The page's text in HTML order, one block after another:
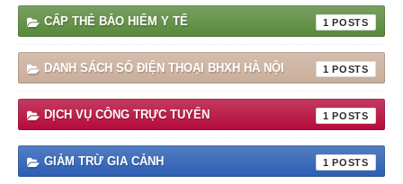
CẤP THẺ BẢO HIỂM Y TẾ 1
DANH SÁCH SỐ ĐIỆN THOẠI BHXH HÀ NỘI 1
DỊCH VỤ CÔNG TRỰC TUYẾN 1
GIẢM TRỪ GIA CẢNH 1